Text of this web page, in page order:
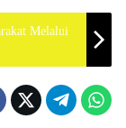
Melalui